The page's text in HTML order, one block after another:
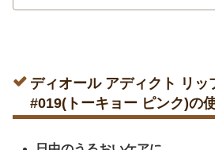
ディオール アディクト リッ
#019(トーキョー ピンク)の